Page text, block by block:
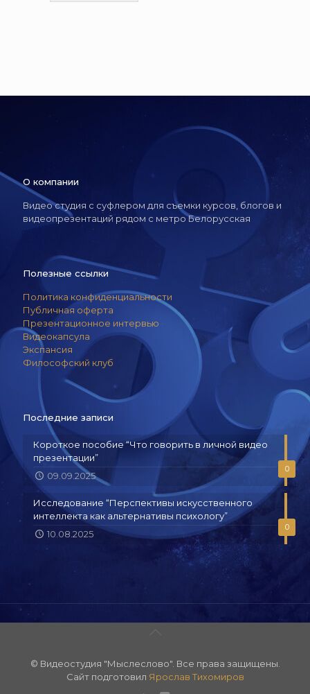
О компании
Видео студия с суфлером для съемки курсов, блогов и
видеопрезентаций рядом с метро Белорусская
Полезные ссылки
Политика конфиденциальности
Публичная оферта
Презентационное интервью
Видеокапсула
Экспансия
Философский клуб
Последние записи
0
Короткое пособие “Что говорить в личной видео
презентации”
09.09.2025
0
Исследование “Перспективы искусственного
интеллекта как альтернативы психологу”
10.08.2025
© Видеостудия "Мыслеслово". Все права защищены.
Сайт подготовил Ярослав Тихомиров